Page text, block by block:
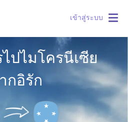
เข้าสู่ระบบ
ปไมโครนีเซีย
กอิรัก